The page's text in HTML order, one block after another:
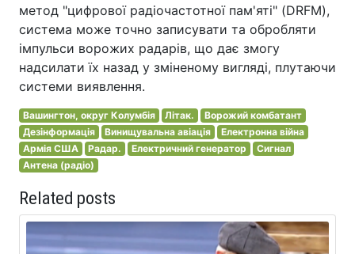
метод "цифрової радіочастотної пам'яті" (DRFM),
система може точно записувати та обробляти
імпульси ворожих радарів, що дає змогу
надсилати їх назад у зміненому вигляді, плутаючи
системи виявлення.
Вашингтон, округ Колумбія Літак.
Ворожий комбатант
Дезінформація
Винищувальна авіація
Електронна війна
Армія США
Радар. Електричний генератор
Сигнал
Антена (радіо)
Related posts